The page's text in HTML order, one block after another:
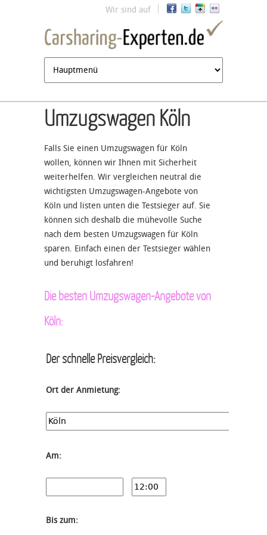
Jump to navigation
Wir sind auf
Umzugswagen Köln
Falls Sie einen Umzugswagen für Köln
wollen, können wir Ihnen mit Sicherheit
weiterhelfen. Wir vergleichen neutral die
wichtigsten Umzugswagen-Angebote von
Köln und listen unten die Testsieger auf. Sie
können sich deshalb die mühevolle Suche
nach dem besten Umzugswagen für Köln
sparen. Einfach einen der Testsieger wählen
und beruhigt losfahren!
Die besten Umzugswagen-Angebote von
Köln:
Der schnelle Preisvergleich:
Ort der Anmietung:
Am:
Bis zum: